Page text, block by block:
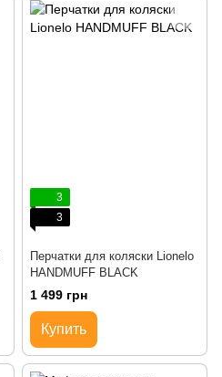
3
3
Перчатки для коляски Lionelo
HANDMUFF BLACK
1 499 грн
Купить